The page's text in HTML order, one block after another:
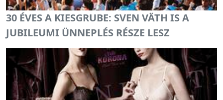
30 ÉVES A KIESGRUBE: SVEN VÄTH IS A
JUBILEUMI ÜNNEPLÉS RÉSZE LESZ